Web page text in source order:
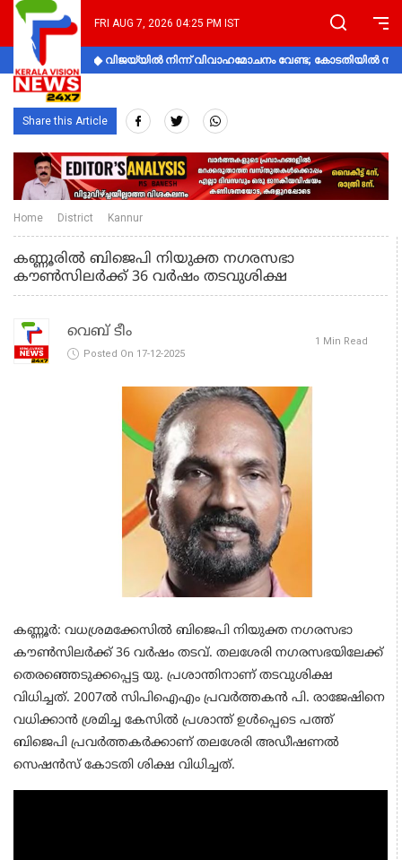
FRI AUG 7, 2026 04:25 PM IST
വിജയ്‌യിൽ നിന്ന് വിവാഹമോചനം വേണ്ട; കോടതിയിൽ
Share this Article
Home District Kannur
കണ്ണൂരിൽ ബിജെപി നിയുക്ത നഗരസഭാ
കൗൺസിലർക്ക് 36 വർഷം തടവുശിക്ഷ
വെബ് ടീം
Posted On 17-12-2025
1 Min Read
കണ്ണൂർ: വധശ്രമക്കേസിൽ ബിജെപി നിയുക്ത നഗരസഭാ
കൗൺസിലർക്ക് 36 വർഷം തടവ്. തലശേരി നഗരസഭയിലേക്ക്
തെരഞ്ഞെടുക്കപ്പെട്ട യു. പ്രശാന്തിനാണ് തടവുശിക്ഷ
വിധിച്ചത്. 2007ൽ സിപിഐഎം പ്രവർത്തകൻ പി. രാജേഷിനെ
വധിക്കാൻ ശ്രമിച്ച കേസിൽ പ്രശാന്ത് ഉൾപ്പെടെ പത്ത്
ബിജെപി പ്രവർത്തകർക്കാണ് തലശേരി അഡീഷണൽ
സെഷൻസ് കോടതി ശിക്ഷ വിധിച്ചത്.